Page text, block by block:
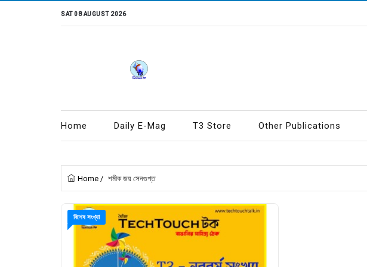
SAT 08 AUGUST 2026
Home Daily E-Mag T3 Store Other Publications
Home / শমীক জয় সেনগুপ্ত
বিশেষ সংখ্যা